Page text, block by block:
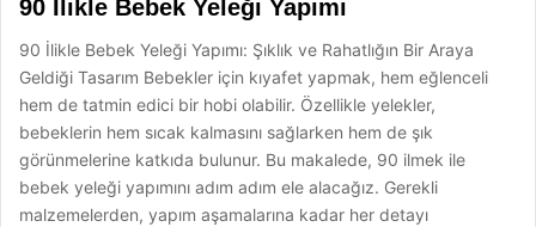
90 İlikle Bebek Yeleği Yapımı
90 İlikle Bebek Yeleği Yapımı: Şıklık ve Rahatlığın Bir Araya
Geldiği Tasarım Bebekler için kıyafet yapmak, hem eğlenceli
hem de tatmin edici bir hobi olabilir. Özellikle yelekler,
bebeklerin hem sıcak kalmasını sağlarken hem de şık
görünmelerine katkıda bulunur. Bu makalede, 90 ilmek ile
bebek yeleği yapımını adım adım ele alacağız. Gerekli
malzemelerden, yapım aşamalarına kadar her detayı